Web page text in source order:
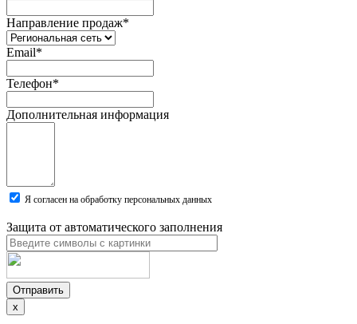
Направление продаж*
Email*
Телефон*
Дополнительная информация
Я согласен на обработку персональных данных
Защита от автоматического заполнения
Отправить
x